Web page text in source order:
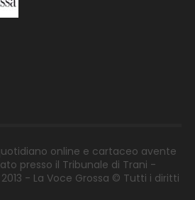
online e cartaceo avente
presso il Tribunale di Trani -
2013 - La Voce Grossa © Tutti i diritti